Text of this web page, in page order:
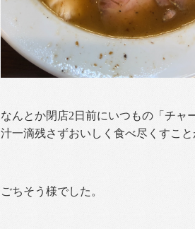
なんとか閉店2日前にいつもの「チャ
汁一滴残さずおいしく食べ尽くすこと
ごちそう様でした。